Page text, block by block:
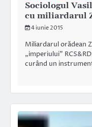
Sociologul
cu miliardarul
4 iunie 2015
Miliardarul orădean
„imperiului”
curând un